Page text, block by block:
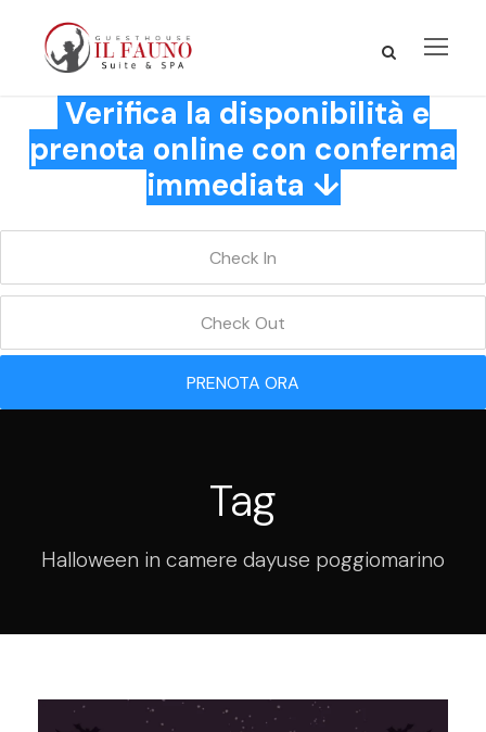
Verifica la disponibilità e
prenota online con conferma
immediata ↓
PRENOTA ORA
Tag
Halloween in camere dayuse poggiomarino